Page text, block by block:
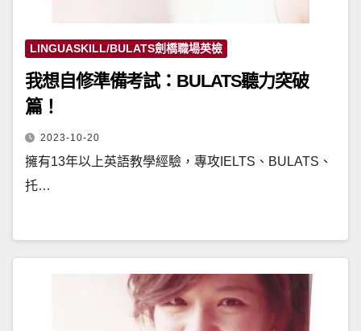
LINGUASKILL/BULATS劍橋職場英檢
我想自修準備考試：BULATS聽力突破
篇！
2023-10-20
擁有13年以上英語教學經驗，專攻IELTS、BULATS、
托…